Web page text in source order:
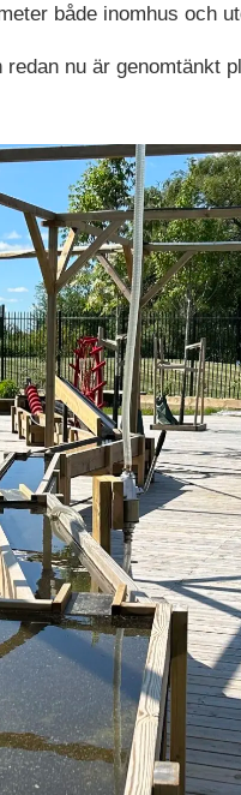
både inomhus och
nu är genomtänkt